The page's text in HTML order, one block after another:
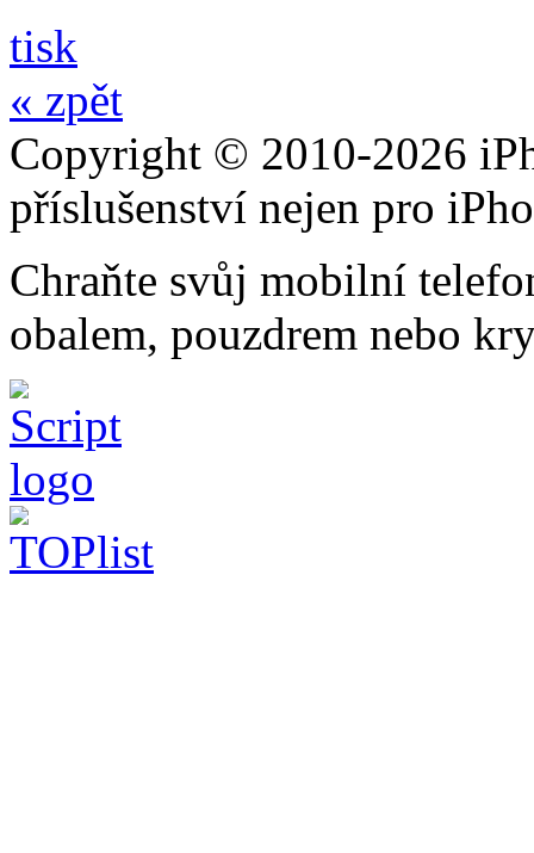
tisk
« zpět
Copyright © 2010-2026
příslušenství nejen pro
Chraňte svůj mobilní
obalem, pouzdrem nebo